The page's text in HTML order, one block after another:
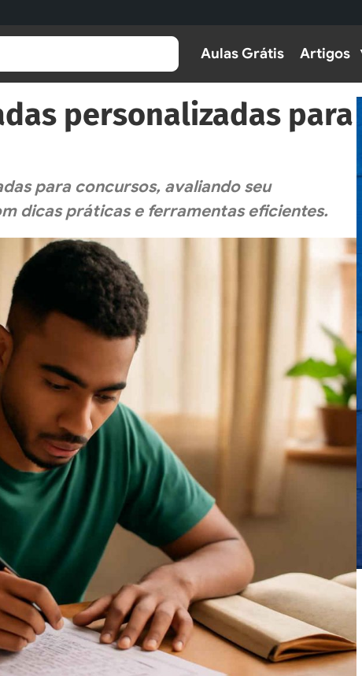
Aulas Grátis Artigos
personalizadas para
para concursos, avaliando seu
dicas práticas e ferramentas eficientes.